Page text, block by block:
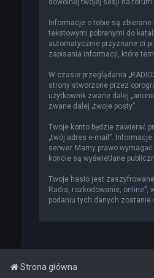
dowolnej twojej sesji na forum.
Informacje o tobie są
tekstowymi pobranymi do
automatycznie przyznane ci
zapisania informacji, które
W czasie przeglądania
strony stworzone przez
użytkownik zwane dalej
zwane dalej „twoje posty”.
Twoje konto będzie zawierać
„twój adres e-mail”.
serwer. Mamy prawo
koncie są wyświetlane
Twoje hasło jest
Radia, rozkodowanie, online”,
podaniu tych danych zostanie
Strona główna